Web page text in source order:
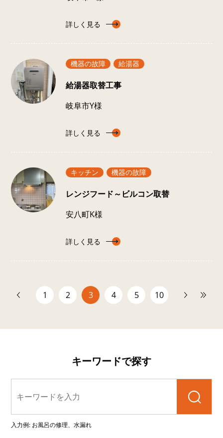
詳しく見る
機器の故障 給湯器
給湯器取替工事
岐阜市Y様
詳しく見る
キッチン 機器の故障
レンジフード～ビルコン取替
安八町K様
詳しく見る
1 2 3 4 5 10
次へ 最後
キーワードで探す
入力例: お風呂の修理、水漏れ